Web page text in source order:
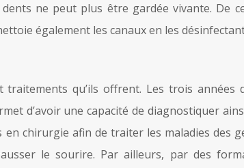
ne peut plus être gardée vivante. De
également les canaux en les
traitements qu’ils offrent. Les trois
d’avoir une capacité de diagnostiquer
chirurgie afin de traiter les maladies des
le sourire. Par ailleurs, par des